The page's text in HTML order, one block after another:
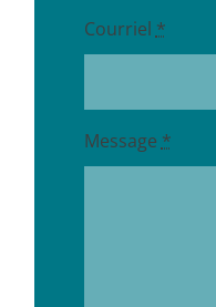
Courriel *
Message *